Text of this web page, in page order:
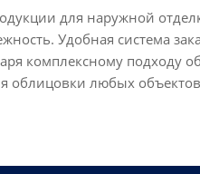
для наружной
Удобная система
комплексному подходу
облицовки любых